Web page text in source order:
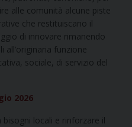
alle comunità alcune piste
che restituiscano il
di innovare rimanendo
all’originaria funzione
sociale, di servizio del
2026
locali e rinforzare il